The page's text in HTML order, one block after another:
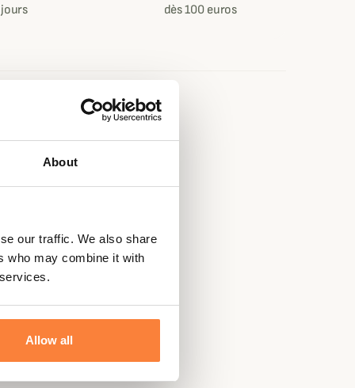
About
our traffic. We also share
who may combine it with
Allow all
dès 100 euros